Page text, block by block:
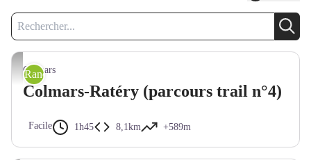
Recherche
Akuna
Randonnée trail
Colmars
Colmars-Ratéry (parcours trail n°4)
Facile 1h45 8,1km +589m